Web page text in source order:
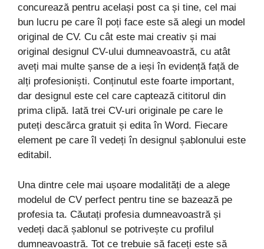
concurează pentru același post ca și tine, cel mai
bun lucru pe care îl poți face este să alegi un model
original de CV. Cu cât este mai creativ și mai
original designul CV-ului dumneavoastră, cu atât
aveți mai multe șanse de a ieși în evidență față de
alți profesioniști. Conținutul este foarte important,
dar designul este cel care captează cititorul din
prima clipă. Iată trei CV-uri originale pe care le
puteți descărca gratuit și edita în Word. Fiecare
element pe care îl vedeți în designul șablonului este
editabil.
Una dintre cele mai ușoare modalități de a alege
modelul de CV perfect pentru tine se bazează pe
profesia ta. Căutați profesia dumneavoastră și
vedeți dacă șablonul se potrivește cu profilul
dumneavoastră. Tot ce trebuie să faceți este să